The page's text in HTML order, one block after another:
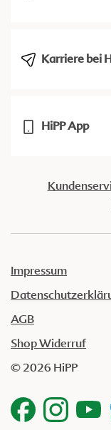
Karriere bei
HiPP App
Impressum
AGB
Shop Widerruf
© 2026 HiPP